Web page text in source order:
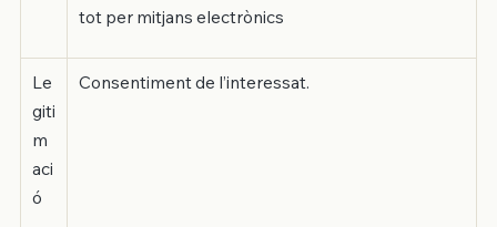
tot per mitjans electrònics
Le
giti
m
aci
ó
Consentiment de l’interessat.